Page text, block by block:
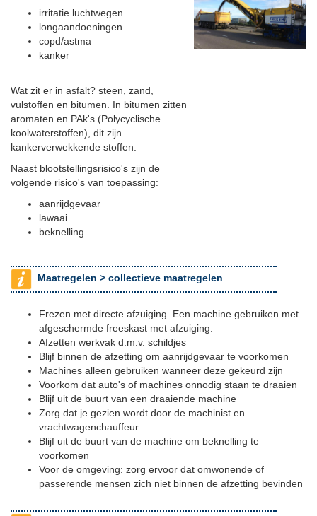
irritatie luchtwegen
longaandoeningen
copd/astma
kanker
Wat zit er in asfalt? steen, zand,
vulstoffen en bitumen. In bitumen zitten
aromaten en PAk's (Polycyclische
koolwaterstoffen), dit zijn
kankerverwekkende stoffen.
Naast blootstellingsrisico's zijn de
volgende risico's van toepassing:
aanrijdgevaar
lawaai
beknelling
Maatregelen > collectieve maatregelen
Frezen met directe afzuiging. Een machine gebruiken met
afgeschermde freeskast met afzuiging.
Afzetten werkvak d.m.v. schildjes
Blijf binnen de afzetting om aanrijdgevaar te voorkomen
Machines alleen gebruiken wanneer deze gekeurd zijn
Voorkom dat auto's of machines onnodig staan te draaien
Blijf uit de buurt van een draaiende machine
Zorg dat je gezien wordt door de machinist en
vrachtwagenchauffeur
Blijf uit de buurt van de machine om beknelling te
voorkomen
Voor de omgeving: zorg ervoor dat omwonende of
passerende mensen zich niet binnen de afzetting bevinden